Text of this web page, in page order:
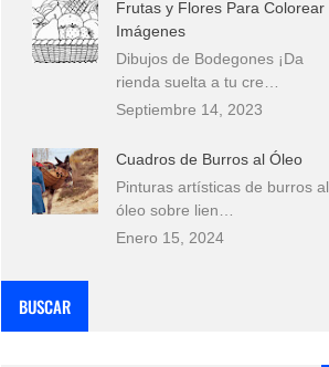
Frutas y Flores Para Colorear
Imágenes
Dibujos de Bodegones ¡Da
rienda suelta a tu cre…
Septiembre 14, 2023
Cuadros de Burros al Óleo
Pinturas artísticas de burros al
óleo sobre lien…
Enero 15, 2024
BUSCAR